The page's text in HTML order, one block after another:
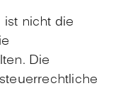
nicht die
Die